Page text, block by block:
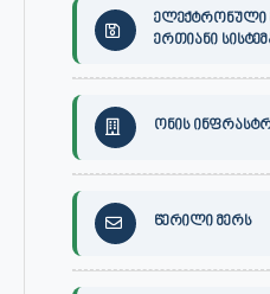
ელექტრონული
ერთიანი
ონის
წერილი მერს